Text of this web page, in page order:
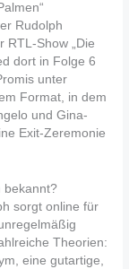
Rudolph
RTL-Show „Die
dort in Folge 6
unter
Format, in dem
und Gina-
Exit-Zeremonie
bekannt?
sorgt online für
Theorien:
eine gutartige,